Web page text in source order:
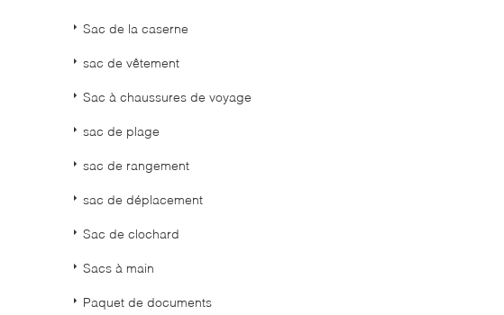
Sac de la caserne
sac de vêtement
Sac à chaussures de voyage
sac de plage
sac de rangement
sac de déplacement
Sac de clochard
Sacs à main
Paquet de documents